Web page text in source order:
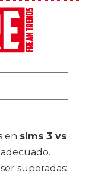
en sims 3 vs
superadas: